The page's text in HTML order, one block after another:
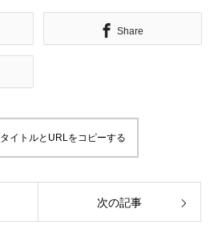
Share
イトルとURLをコピーする
次の記事